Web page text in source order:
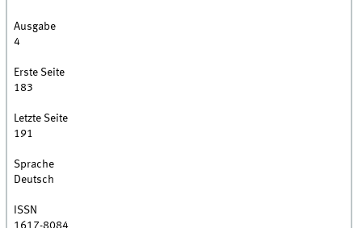
Ausgabe
4
Erste Seite
183
Letzte Seite
191
Sprache
Deutsch
ISSN